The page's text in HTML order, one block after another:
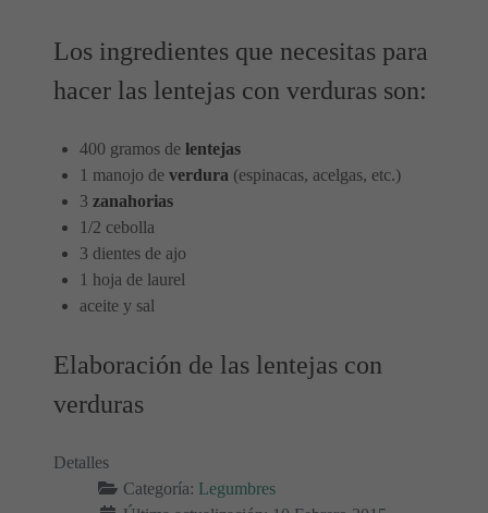
Los ingredientes que necesitas para
hacer las lentejas con verduras son:
400 gramos de lentejas
1 manojo de verdura (espinacas, acelgas, etc.)
3 zanahorias
1/2 cebolla
3 dientes de ajo
1 hoja de laurel
aceite y sal
Elaboración de las lentejas con
verduras
Detalles
Categoría: Legumbres